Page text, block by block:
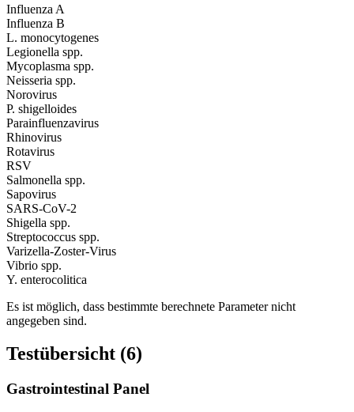
Influenza A
Influenza B
L. monocytogenes
Legionella spp.
Mycoplasma spp.
Neisseria spp.
Norovirus
P. shigelloides
Parainfluenzavirus
Rhinovirus
Rotavirus
RSV
Salmonella spp.
Sapovirus
SARS-CoV-2
Shigella spp.
Streptococcus spp.
Varizella-Zoster-Virus
Vibrio spp.
Y. enterocolitica
Es ist möglich, dass bestimmte berechnete Parameter nicht
angegeben sind.
Testübersicht (6)
Gastrointestinal Panel